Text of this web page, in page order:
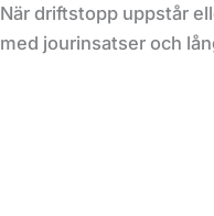
När driftstopp uppstår
med jourinsatser och